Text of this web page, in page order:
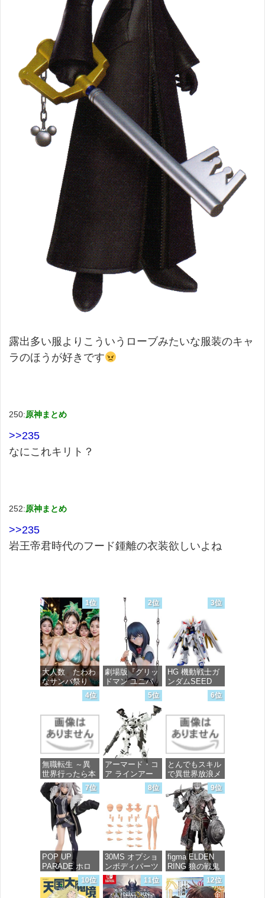
露出多い服よりこういうローブみたいな服装のキャ
ラのほうが好きです
250:原神まとめ
>>235
なにこれキリト？
252:原神まとめ
>>235
岩王帝君時代のフード鍾離の衣装欲しいよね
1位
大人数 たわわ
なサンバ祭り
価格：¥99
2位
劇場版『グリッ
ドマン ユニバ
ース』 宝多六
花 wall figure
1/7スケール プ
ラスチック製
塗装済み完成品
フィギュア
価格：¥13,756
3位
HG 機動戦士ガ
ンダムSEED
FREEDOM マ
イティーストラ
ガンダム 1/144
スケール 色分
け済みプラモデ
価格：¥4,800
4位
無職転生 ～異
世界行ったら本
気だす～ 20
(MFコミック
ス フラッパー
シリーズ)
価格：¥748
5位
アーマード・コ
ア ラインアー
ク ホワイト・
グリント 全高
約160mm 1/72
スケール プラ
モデル
価格：¥7,367
6位
とんでもスキル
で異世界放浪メ
シ 10 (ガルドコ
ミックス)
価格：¥726
7位
POP UP
PARADE ホロ
ライブプロダク
ション 獅白ぼ
たん ノンスケ
8位
30MS オプショ
ンボディパーツ
アームパーツ&
レッグパーツ
[カラーC] 色分
9位
figma ELDEN
RING 狼の戦鬼
ノンスケール
プラスチック製
塗装済み可動フ
10位 11位 12位